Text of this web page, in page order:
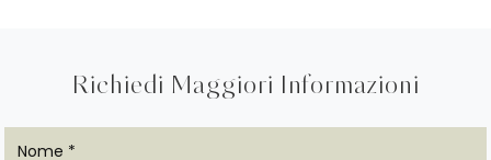
Richiedi Maggiori Informazioni